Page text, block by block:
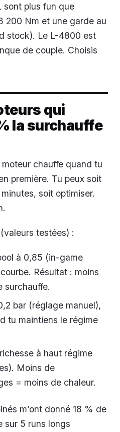
sont plus fun que
200 Nm et une garde au
stock). Le L-4800 est
de couple. Choisis
qui
la surchauffe
chauffe quand tu
première. Tu peux soit
soit optimiser.
testées) :
à 0,85 (in-game
Résultat : moins
surchauffe.
bar (réglage manuel),
tu maintiens le régime
à haut régime
Moins de
= moins de chaleur.
m’ont donné 18 % de
sur 5 runs longs